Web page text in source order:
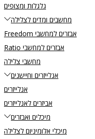
גלגלות ומצופים
מחשבים ומדים לצלילה
אבזרים למחשבי Freedom
אבזרים למחשבי Ratio
מחשבי צלילה
אנלייזרים וחיישנים
אנלייזרים
אביזרים לאנלייזרים
מיכלים ואבזרים
מיכלי אלומיניום לצלילה